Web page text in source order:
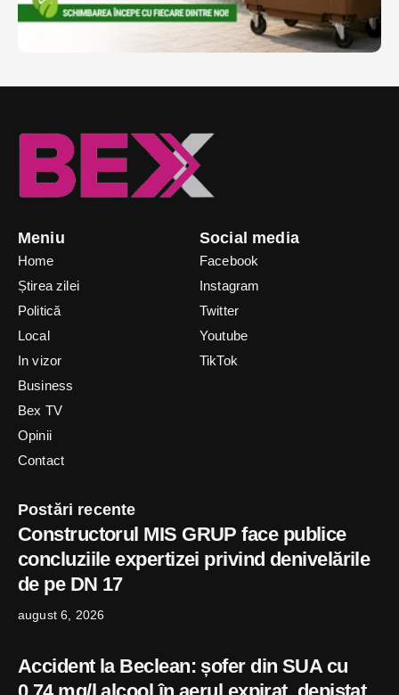
Meniu
Home
Știrea zilei
Politică
Local
In vizor
Business
Bex TV
Opinii
Contact
Social media
Facebook
Instagram
Twitter
Youtube
TikTok
Postări recente
Constructorul MIS GRUP face publice
concluziile expertizei privind denivelările
de pe DN 17
august 6, 2026
Accident la Beclean: șofer din SUA cu